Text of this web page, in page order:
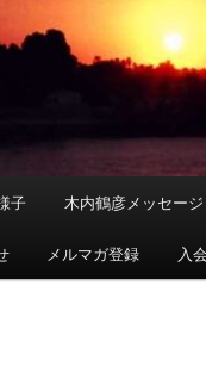
子 木内鶴彦メッセージ
メルマガ登録 入